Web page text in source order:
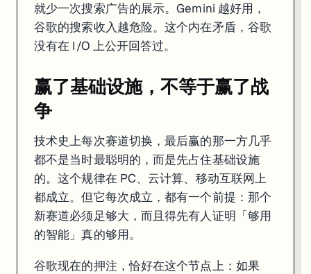
就少一次搜索广告的展示。Gemini 越好用，
谷歌的搜索收入越危险。这个内在矛盾，谷歌
没有在 I/O 上公开回答过。
赢了基础设施，不等于赢了战
争
技术史上每次赛道切换，最后赢的那一方几乎
都不是当时最聪明的，而是先占住基础设施
的。这个规律在 PC、云计算、移动互联网上
都成立。但它每次成立，都有一个前提：那个
新赛道必须足够大，而且得先有人证明「够用
的智能」真的够用。
谷歌现在的押注，恰好在这个节点上：如果